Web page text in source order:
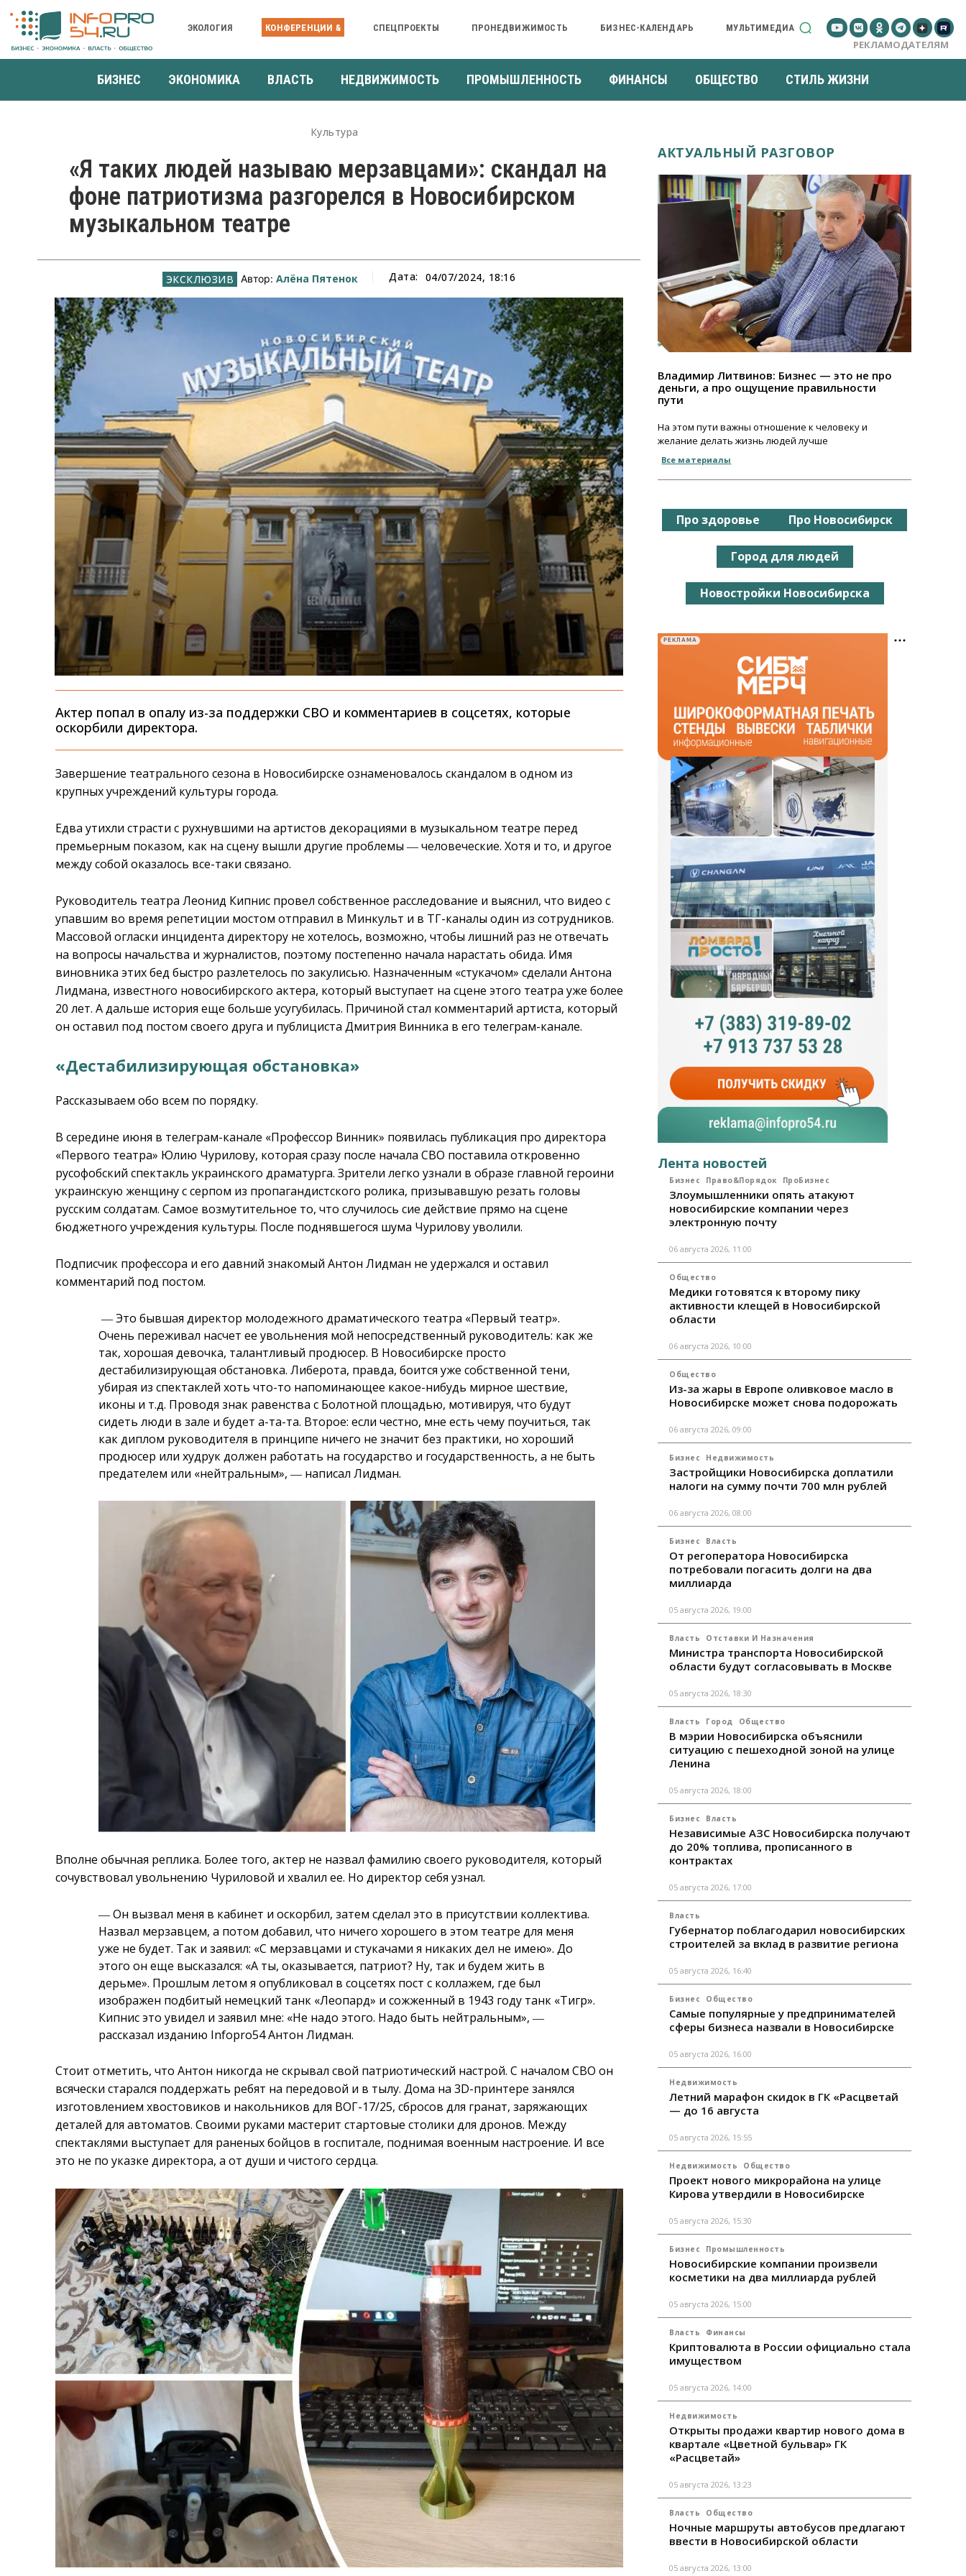
ЭКОЛОГИЯ КОНФЕРЕНЦИИ & СПЕЦПРОЕКТЫ ПРОНЕДВИЖИМОСТЬ БИЗНЕС-КАЛЕНДАРЬ МУЛЬТИМЕДИА
РЕКЛАМОДАТЕЛЯМ
БИЗНЕС ЭКОНОМИКА ВЛАСТЬ НЕДВИЖИМОСТЬ ПРОМЫШЛЕННОСТЬ ФИНАНСЫ ОБЩЕСТВО СТИЛЬ ЖИЗНИ
Культура
«Я таких людей называю мерзавцами»: скандал на
фоне патриотизма разгорелся в Новосибирском
музыкальном театре
Автор:Алёна Пятенок Дата: 04/07/2024, 18:16
Актер попал в опалу из-за поддержки СВО и комментариев в соцсетях, которые
оскорбили директора.
Завершение театрального сезона в Новосибирске ознаменовалось скандалом в одном из
крупных учреждений культуры города.
Едва утихли страсти с рухнувшими на артистов декорациями в музыкальном театре перед
премьерным показом, как на сцену вышли другие проблемы ― человеческие. Хотя и то, и другое
между собой оказалось все-таки связано.
Руководитель театра Леонид Кипнис провел собственное расследование и выяснил, что видео с
упавшим во время репетиции мостом отправил в Минкульт и в ТГ-каналы один из сотрудников.
Массовой огласки инцидента директору не хотелось, возможно, чтобы лишний раз не отвечать
на вопросы начальства и журналистов, поэтому постепенно начала нарастать обида. Имя
виновника этих бед быстро разлетелось по закулисью. Назначенным «стукачом» сделали Антона
Лидмана, известного новосибирского актера, который выступает на сцене этого театра уже более
20 лет. А дальше история еще больше усугубилась. Причиной стал комментарий артиста, который
он оставил под постом своего друга и публициста Дмитрия Винника в его телеграм-канале.
«Дестабилизирующая обстановка»
Рассказываем обо всем по порядку.
В середине июня в телеграм-канале «Профессор Винник» появилась публикация про директора
«Первого театра» Юлию Чурилову, которая сразу после начала СВО поставила откровенно
русофобский спектакль украинского драматурга. Зрители легко узнали в образе главной героини
украинскую женщину с серпом из пропагандистского ролика, призывавшую резать головы
русским солдатам. Самое возмутительное то, что случилось сие действие прямо на сцене
бюджетного учреждения культуры. После поднявшегося шума Чурилову уволили.
Подписчик профессора и его давний знакомый Антон Лидман не удержался и оставил
комментарий под постом.
― Это бывшая директор молодежного драматического театра «Первый театр».
Очень переживал насчет ее увольнения мой непосредственный руководитель: как же
так, хорошая девочка, талантливый продюсер. В Новосибирске просто
дестабилизирующая обстановка. Либерота, правда, боится уже собственной тени,
убирая из спектаклей хоть что-то напоминающее какое-нибудь мирное шествие,
иконы и т.д. Проводя знак равенства с Болотной площадью, мотивируя, что будут
сидеть люди в зале и будет а-та-та. Второе: если честно, мне есть чему поучиться, так
как диплом руководителя в принципе ничего не значит без практики, но хороший
продюсер или худрук должен работать на государство и государственность, а не быть
предателем или «нейтральным», ― написал Лидман.
Вполне обычная реплика. Более того, актер не назвал фамилию своего руководителя, который
сочувствовал увольнению Чуриловой и хвалил ее. Но директор себя узнал.
― Он вызвал меня в кабинет и оскорбил, затем сделал это в присутствии коллектива.
Назвал мерзавцем, а потом добавил, что ничего хорошего в этом театре для меня
уже не будет. Так и заявил: «С мерзавцами и стукачами я никаких дел не имею». До
этого он еще высказался: «А ты, оказывается, патриот? Ну, так и будем жить в
дерьме». Прошлым летом я опубликовал в соцсетях пост с коллажем, где был
изображен подбитый немецкий танк «Леопард» и сожженный в 1943 году танк «Тигр».
Кипнис это увидел и заявил мне: «Не надо этого. Надо быть нейтральным», ―
рассказал изданию Infopro54 Антон Лидман.
Стоит отметить, что Антон никогда не скрывал свой патриотический настрой. С началом СВО он
всячески старался поддержать ребят на передовой и в тылу. Дома на 3D-принтере занялся
изготовлением хвостовиков и накольников для ВОГ-17/25, сбросов для гранат, заряжающих
деталей для автоматов. Своими руками мастерит стартовые столики для дронов. Между
спектаклями выступает для раненых бойцов в госпитале, поднимая военным настроение. И все
это не по указке директора, а от души и чистого сердца.
АКТУАЛЬНЫЙ РАЗГОВОР
Владимир Литвинов: Бизнес — это не про
деньги, а про ощущение правильности
пути
На этом пути важны отношение к человеку и
желание делать жизнь людей лучше
Все материалы
Про здоровье Про Новосибирск
Город для людей
Новостройки Новосибирска
РЕКЛАМА
Лента новостей
Бизнес Право&Порядок ПроБизнес
Злоумышленники опять атакуют
новосибирские компании через
электронную почту
06 августа 2026, 11:00
Общество
Медики готовятся к второму пику
активности клещей в Новосибирской
области
06 августа 2026, 10:00
Общество
Из-за жары в Европе оливковое масло в
Новосибирске может снова подорожать
06 августа 2026, 09:00
Бизнес Недвижимость
Застройщики Новосибирска доплатили
налоги на сумму почти 700 млн рублей
06 августа 2026, 08:00
Бизнес Власть
От регоператора Новосибирска
потребовали погасить долги на два
миллиарда
05 августа 2026, 19:00
Власть Отставки И Назначения
Министра транспорта Новосибирской
области будут согласовывать в Москве
05 августа 2026, 18:30
Власть Город Общество
В мэрии Новосибирска объяснили
ситуацию с пешеходной зоной на улице
Ленина
05 августа 2026, 18:00
Бизнес Власть
Независимые АЗС Новосибирска получают
до 20% топлива, прописанного в
контрактах
05 августа 2026, 17:00
Власть
Губернатор поблагодарил новосибирских
строителей за вклад в развитие региона
05 августа 2026, 16:40
Бизнес Общество
Самые популярные у предпринимателей
сферы бизнеса назвали в Новосибирске
05 августа 2026, 16:00
Недвижимость
Летний марафон скидок в ГК «Расцветай
— до 16 августа
05 августа 2026, 15:55
Недвижимость Общество
Проект нового микрорайона на улице
Кирова утвердили в Новосибирске
05 августа 2026, 15:30
Бизнес Промышленность
Новосибирские компании произвели
косметики на два миллиарда рублей
05 августа 2026, 15:00
Власть Финансы
Криптовалюта в России официально стала
имуществом
05 августа 2026, 14:00
Недвижимость
Открыты продажи квартир нового дома в
квартале «Цветной бульвар» ГК
«Расцветай»
05 августа 2026, 13:23
Власть Общество
Ночные маршруты автобусов предлагают
ввести в Новосибирской области
05 августа 2026, 13:00